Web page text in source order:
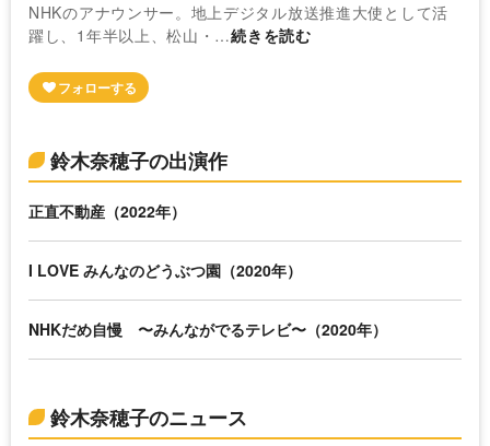
NHKのアナウンサー。地上デジタル放送推進大使として活
躍し、1年半以上、松山・…続きを読む
鈴木奈穂子の出演作
正直不動産（2022年）
I LOVE みんなのどうぶつ園（2020年）
NHKだめ自慢 〜みんながでるテレビ〜（2020年）
鈴木奈穂子のニュース